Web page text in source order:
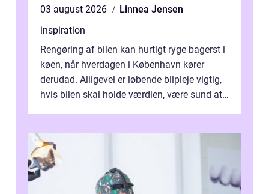
03 august 2026
Linnea Jensen
inspiration
Rengøring af bilen kan hurtigt ryge bagerst i
køen, når hverdagen i København kører
derudad. Alligevel er løbende bilpleje vigtig,
hvis bilen skal holde værdien, være sund at